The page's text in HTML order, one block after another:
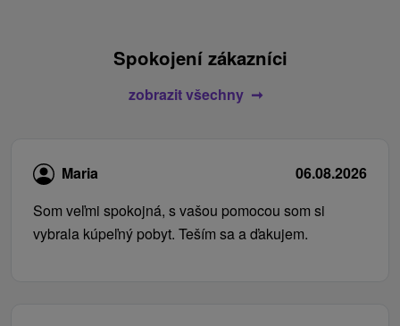
Spokojení zákazníci
zobrazit všechny
Maria
06.08.2026
Som veľmi spokojná, s vašou pomocou som si
vybrala kúpeľný pobyt. Teším sa a ďakujem.